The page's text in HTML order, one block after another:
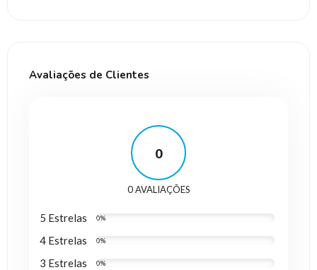
Avaliações de Clientes
0
0 AVALIAÇÕES
5 Estrelas 0%
4 Estrelas 0%
3 Estrelas 0%